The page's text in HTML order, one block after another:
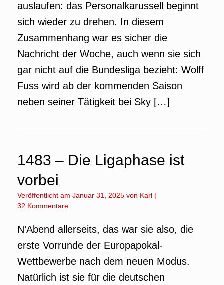
auslaufen: das Personalkarussell beginnt
sich wieder zu drehen. In diesem
Zusammenhang war es sicher die
Nachricht der Woche, auch wenn sie sich
gar nicht auf die Bundesliga bezieht: Wolff
Fuss wird ab der kommenden Saison
neben seiner Tätigkeit bei Sky […]
1483 – Die Ligaphase ist
vorbei
Veröffentlicht am Januar 31, 2025 von Karl |
32 Kommentare
N’Abend allerseits, das war sie also, die
erste Vorrunde der Europapokal-
Wettbewerbe nach dem neuen Modus.
Natürlich ist sie für die deutschen